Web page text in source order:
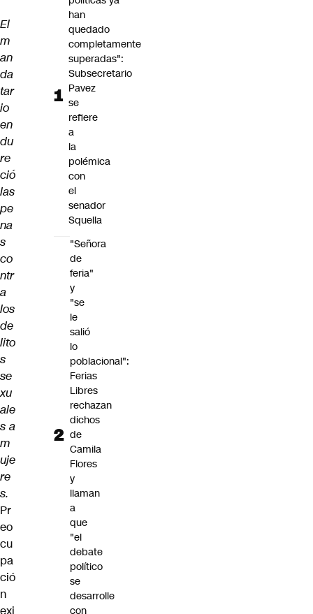
El
m
an
da
tar
io
en
du
re
ció
las
pe
na
s
co
ntr
a
los
de
lito
s
se
xu
ale
s a
m
uje
re
s.
Pr
eo
cu
pa
ció
n
exi
han
quedado
completamente
superadas":
Subsecretario
Pavez
se
refiere
a
la
polémica
con
el
senador
Squella
"Señora
de
feria"
y
"se
le
salió
lo
poblacional":
Ferias
Libres
rechazan
dichos
de
Camila
Flores
y
llaman
a
que
"el
debate
político
se
desarrolle
con